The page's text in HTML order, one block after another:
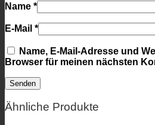
Name *
E-Mail *
Name, E-Mail-Adresse und
Browser für meinen nächsten
Ähnliche Produkte